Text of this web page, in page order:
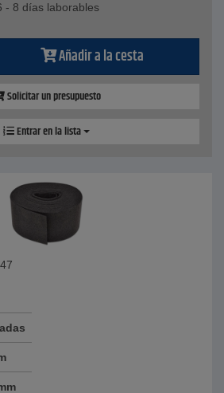
- 8 días laborables
Añadir a la cesta
Solicitar un presupuesto
Entrar en la lista